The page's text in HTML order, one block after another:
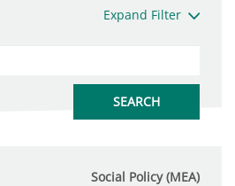
Expand Filter
Social Policy (MEA)